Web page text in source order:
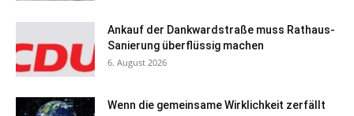
Ankauf der Dankwardstraße muss Rathaus-
Sanierung überflüssig machen
6. August 2026
Wenn die gemeinsame Wirklichkeit zerfällt